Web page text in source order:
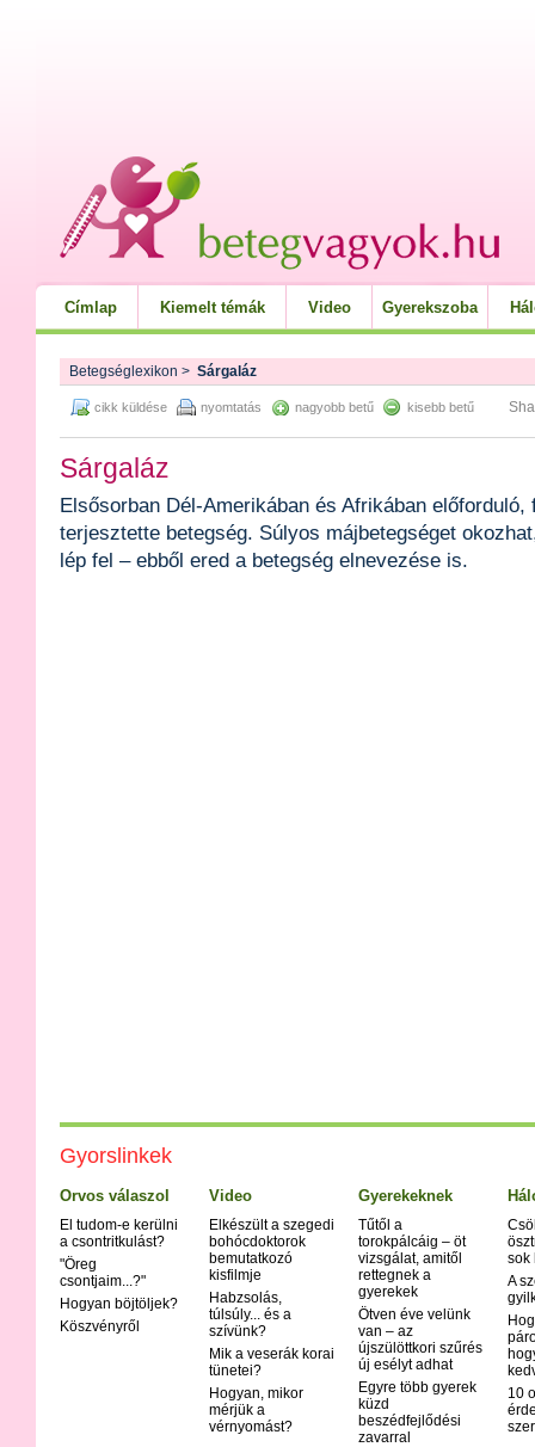
Címlap Kiemelt témák Video Gyerekszoba
Betegséglexikon > Sárgaláz
cikk küldése nyomtatás nagyobb betű kisebb betű
Sárgaláz
Elsősorban Dél-Amerikában és Afrikában előforduló,
terjesztette betegség. Súlyos májbetegséget
lép fel – ebből ered a betegség elnevezése is.
Gyorslinkek
Orvos válaszol
El tudom-e kerülni
a csontritkulást?
"Öreg
csontjaim...?"
Hogyan böjtöljek?
Köszvényről
Video
Elkészült a szegedi
bohócdoktorok
bemutatkozó
kisfilmje
Habzsolás,
túlsúly... és a
szívünk?
Mik a veserák korai
tünetei?
Hogyan, mikor
mérjük a
vérnyomást?
Gyerekeknek
Tűtől a
torokpálcáig – öt
vizsgálat, amitől
rettegnek a
gyerekek
Ötven éve velünk
van – az
újszülöttkori szűrés
új esélyt adhat
Egyre több gyerek
küzd
beszédfejlődési
zavarral
sok
A
10